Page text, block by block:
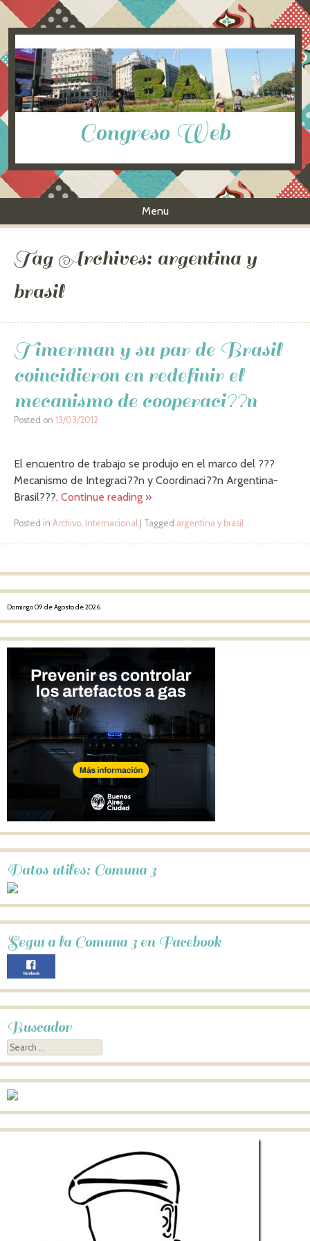
Congreso Web
Menu
Tag Archives: argentina y
brasil
Timerman y su par de Brasil
coincidieron en redefinir el
mecanismo de cooperaci??n
Posted on 13/03/2012
El encuentro de trabajo se produjo en el marco del ???
Mecanismo de Integraci??n y Coordinaci??n Argentina-
Brasil???. Continue reading »
Posted in Archivo, Internacional Tagged argentina y brasil
Post navigation
Domingo 09 de Agosto de 2026
Datos útiles: Comuna 3
Seguí a la Comuna 3 en Facebook
Buscador
Search